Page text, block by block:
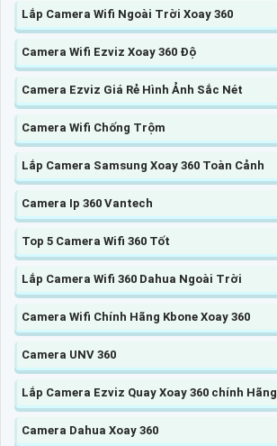
Lắp Camera Wifi Ngoài Trời Xoay 360
Camera Wifi Ezviz Xoay 360 Độ
Camera Ezviz Giá Rẻ Hình Ảnh Sắc Nét
Camera Wifi Chống Trộm
Lắp Camera Samsung Xoay 360 Toàn Cảnh
Camera Ip 360 Vantech
Top 5 Camera Wifi 360 Tốt
Lắp Camera Wifi 360 Dahua Ngoài Trời
Camera Wifi Chính Hãng Kbone Xoay 360
Camera UNV 360
Lắp Camera Ezviz Quay Xoay 360 chính Hãng
Camera Dahua Xoay 360